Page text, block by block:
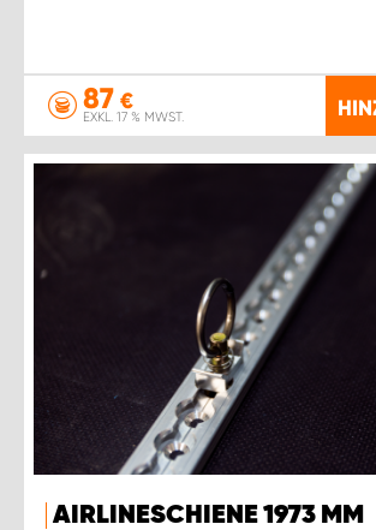
87 €
EXKL. 17 % MWST.
AIRLINESCHIENE 1973 MM